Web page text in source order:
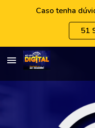
Caso tenha
51